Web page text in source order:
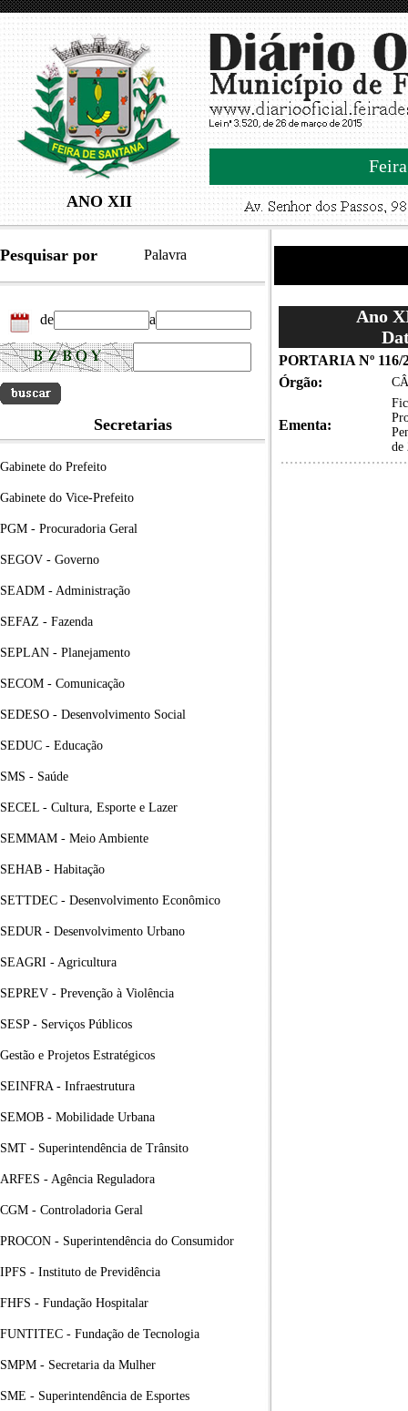
ANO XII
Pesquisar por Palavra
de a
Secretarias
Gabinete do Prefeito
Gabinete do Vice-Prefeito
PGM - Procuradoria Geral
SEGOV - Governo
SEADM - Administração
SEFAZ - Fazenda
SEPLAN - Planejamento
SECOM - Comunicação
SEDESO - Desenvolvimento Social
SEDUC - Educação
SMS - Saúde
SECEL - Cultura, Esporte e Lazer
SEMMAM - Meio Ambiente
SEHAB - Habitação
SETTDEC - Desenvolvimento Econômico
SEDUR - Desenvolvimento Urbano
SEAGRI - Agricultura
SEPREV - Prevenção à Violência
SESP - Serviços Públicos
Gestão e Projetos Estratégicos
SEINFRA - Infraestrutura
SEMOB - Mobilidade Urbana
SMT - Superintendência de Trânsito
ARFES - Agência Reguladora
CGM - Controladoria Geral
PROCON - Superintendência do Consumidor
IPFS - Instituto de Previdência
FHFS - Fundação Hospitalar
FUNTITEC - Fundação de Tecnologia
SMPM - Secretaria da Mulher
SME - Superintendência de Esportes
Ano
PORTARIA Nº 116/
Órgão:
Ementa:
de